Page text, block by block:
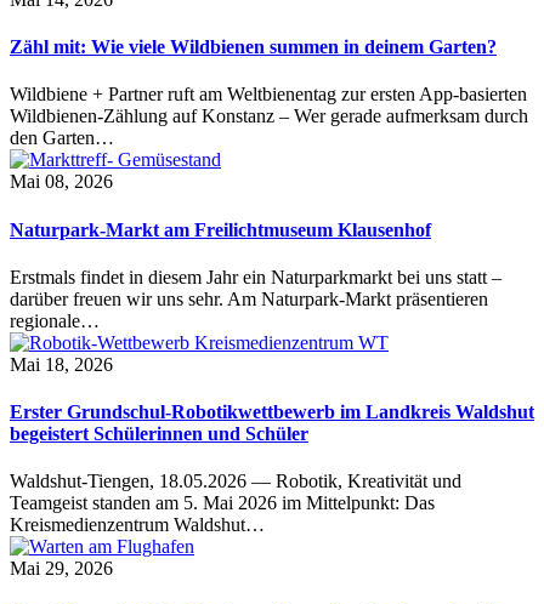
Zähl mit: Wie viele Wildbienen summen in deinem Garten?
Wildbiene + Partner ruft am Weltbienentag zur ersten App-basierten
Wildbienen-Zählung auf Konstanz – Wer gerade aufmerksam durch
den Garten…
Mai 08, 2026
Naturpark-Markt am Freilichtmuseum Klausenhof
Erstmals findet in diesem Jahr ein Naturparkmarkt bei uns statt –
darüber freuen wir uns sehr. Am Naturpark-Markt präsentieren
regionale…
Mai 18, 2026
Erster Grundschul-Robotikwettbewerb im Landkreis Waldshut
begeistert Schülerinnen und Schüler
Waldshut-Tiengen, 18.05.2026 — Robotik, Kreativität und
Teamgeist standen am 5. Mai 2026 im Mittelpunkt: Das
Kreismedienzentrum Waldshut…
Mai 29, 2026